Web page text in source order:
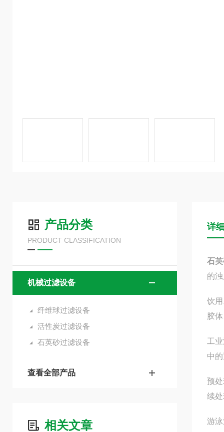
产品分类
PRODUCT CLASSIFICATION
机械过滤设备
纤维球过滤设备
活性炭过滤设备
石英砂过滤设备
查看全部产品
相关文章
详
石
的
饮
胶
工
中
预
续
游